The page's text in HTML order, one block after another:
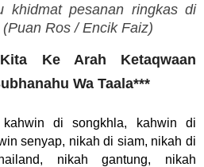
khidmat pesanan ringkas di
(Puan Ros /Encik Faiz)
Ke Arah Ketaqwaan
Wa Taala***
di songkhla, kahwin di
senyap, nikah di siam, nikah di
nikah gantung, nikah